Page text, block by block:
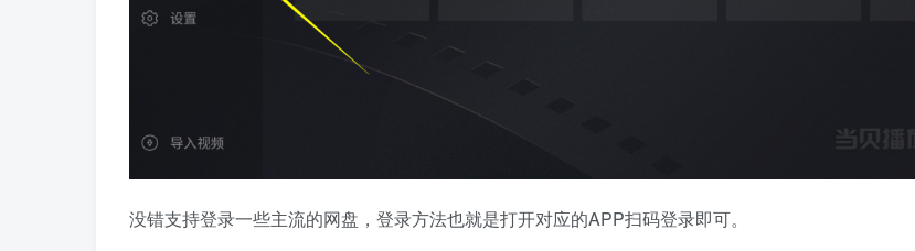
没错支持登录一些主流的网盘，登录方法也就是打开对应的APP扫码登录即可。